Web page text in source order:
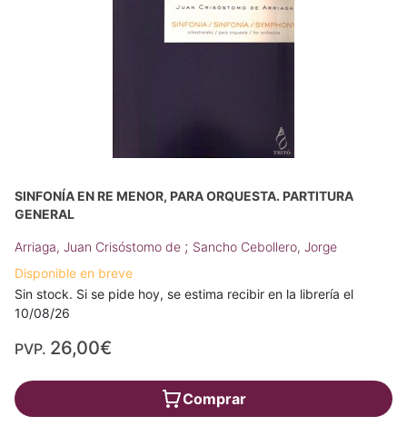
SINFONÍA EN RE MENOR, PARA ORQUESTA. PARTITURA
GENERAL
Arriaga, Juan Crisóstomo de ; Sancho Cebollero, Jorge
Disponible en breve
Sin stock. Si se pide hoy, se estima recibir en la librería el
10/08/26
PVP. 26,00€
Comprar